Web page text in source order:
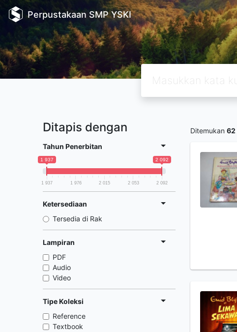
Perpustakaan SMP YSKI
Ditapis dengan
Tahun Penerbitan
1 937 2 092
1 937 1 976 2 015 2 053 2 092
Ketersediaan
Tersedia di Rak
Lampiran
PDF
Audio
Video
Tipe Koleksi
Reference
Textbook
Ditemukan 62